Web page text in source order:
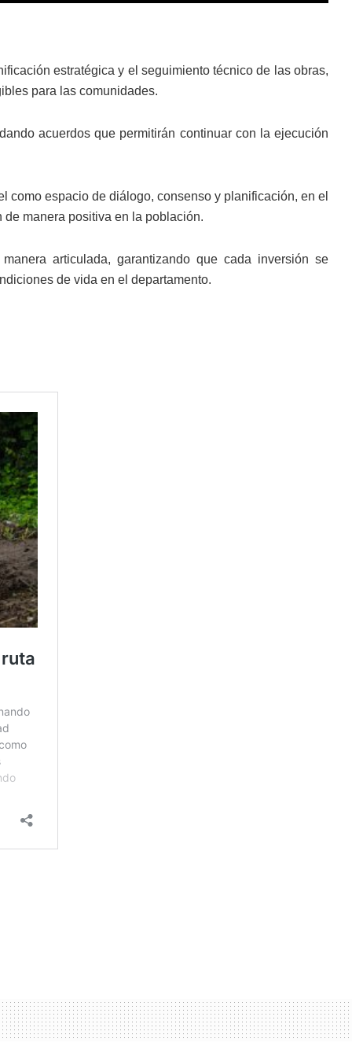
estratégica y el seguimiento técnico de las obras,
para las comunidades.
acuerdos que permitirán continuar con la ejecución
espacio de diálogo, consenso y planificación, en el
manera positiva en la población.
articulada, garantizando que cada inversión se
de vida en el departamento.